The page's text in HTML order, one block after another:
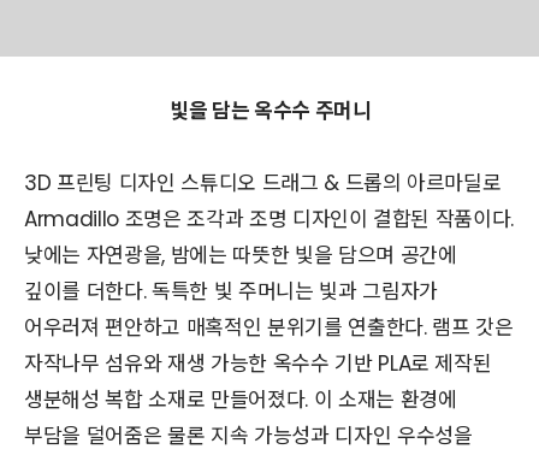
빛을 담는 옥수수 주머니
3D 프린팅 디자인 스튜디오 드래그 & 드롭의 아르마딜로
Armadillo 조명은 조각과 조명 디자인이 결합된 작품이다.
낮에는 자연광을, 밤에는 따뜻한 빛을 담으며 공간에
깊이를 더한다. 독특한 빛 주머니는 빛과 그림자가
어우러져 편안하고 매혹적인 분위기를 연출한다. 램프 갓은
자작나무 섬유와 재생 가능한 옥수수 기반 PLA로 제작된
생분해성 복합 소재로 만들어졌다. 이 소재는 환경에
부담을 덜어줌은 물론 지속 가능성과 디자인 우수성을